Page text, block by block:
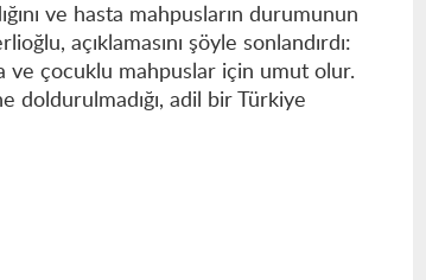
ve hasta mahpusların durumunun
açıklamasını şöyle sonlandırdı:
ve çocuklu mahpuslar için umut olur.
doldurulmadığı, adil bir Türkiye